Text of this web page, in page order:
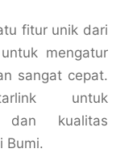
fitur unik dari
mengatur
sangat cepat.
untuk
dan kualitas
Bumi.